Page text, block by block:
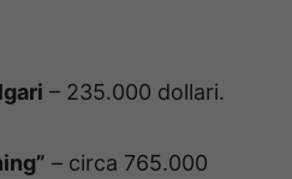
– 235.000 dollari.
– circa 765.000